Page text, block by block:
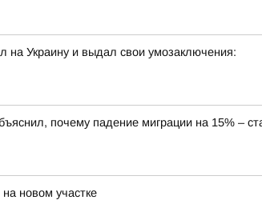
Украину и выдал свои умозаключения:
почему падение миграции на 15% –
новом участке